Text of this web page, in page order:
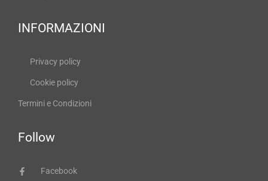
INFORMAZIONI
Privacy policy
Cookie policy
Termini e Condizioni
Follow
Facebook